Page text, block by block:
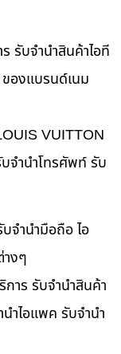
รับจำนำสินค้าไอที
องแบรนด์เนม
VUITTON
จำนำโทรศัพท์ รับ
จำนำมือถือ ไอ
งๆ
าร รับจำนำสินค้า
ำไอแพค รับจำนำ